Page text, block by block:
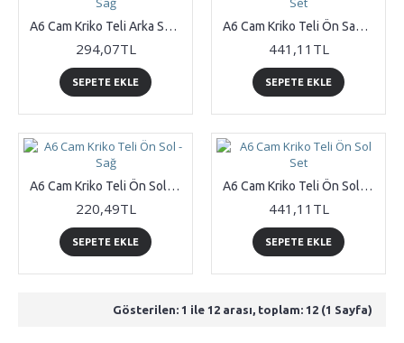
A6 Cam Kriko Teli Arka Sol - Sağ
294,07TL
SEPETE EKLE
A6 Cam Kriko Teli Ön Sağ Set
441,11TL
SEPETE EKLE
A6 Cam Kriko Teli Ön Sol - Sağ
220,49TL
SEPETE EKLE
A6 Cam Kriko Teli Ön Sol Set
441,11TL
SEPETE EKLE
Gösterilen: 1 ile 12 arası, toplam: 12 (1 Sayfa)